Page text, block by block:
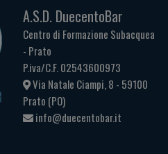
A.S.D. DuecentoBar
Centro di Formazione Subacquea
- Prato
P.iva/C.F. 02543600973
Via Natale Ciampi, 8 - 59100
Prato (PO)
info@duecentobar.it